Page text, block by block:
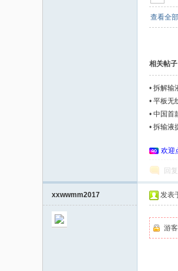
查看全
相关帖子
• 拆解输
• 平板无
• 中国首
• 拆输液
欢迎
回复
xxwwmm2017 发表
游